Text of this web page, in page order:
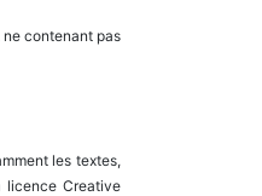
ne contenant pas
les textes,
licence Creative